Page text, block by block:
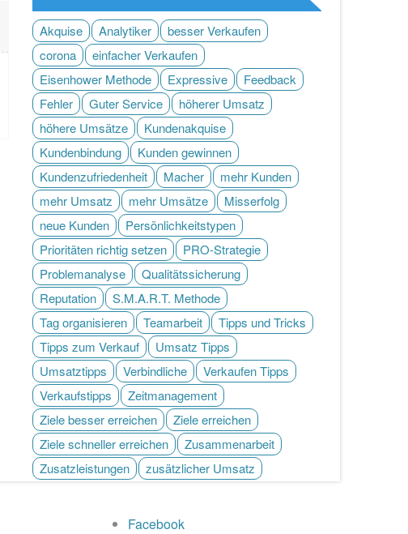
Akquise Analytiker
besser Verkaufen
corona
einfacher Verkaufen
Eisenhower Methode
Expressive
Feedback
Fehler
Guter Service
höherer Umsatz
höhere Umsätze
Kundenakquise
Kundenbindung
Kunden gewinnen
Kundenzufriedenheit
Macher
mehr Kunden
mehr Umsatz
mehr Umsätze
Misserfolg
neue Kunden
Persönlichkeitstypen
Prioritäten richtig setzen
PRO-Strategie
Problemanalyse
Qualitätssicherung
Reputation
S.M.A.R.T. Methode
Tag organisieren
Teamarbeit
Tipps und Tricks
Tipps zum Verkauf
Umsatz Tipps
Umsatztipps
Verbindliche
Verkaufen Tipps
Verkaufstipps
Zeitmanagement
Ziele besser erreichen
Ziele erreichen
Ziele schneller erreichen
Zusammenarbeit
Zusatzleistungen
zusätzlicher Umsatz
Facebook